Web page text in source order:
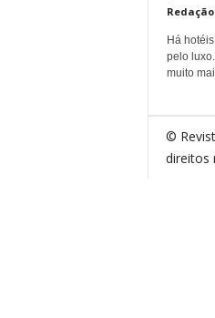
Redação
Há
pelo
muito
©
direitos